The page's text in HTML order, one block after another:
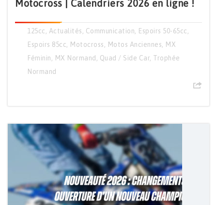
Motocross | Calendriers 2026 en ligne !
125cc Actualités Communication Espoirs 50-65cc
Espoirs 85cc
Motocross Motos Anciennes
MX
Féminin
MX Normand Quad / Side Car Trophée
Normand